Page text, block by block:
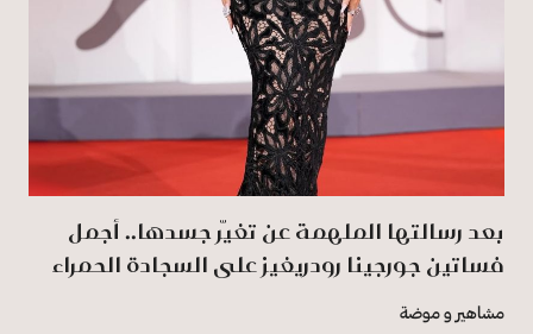
بعد رسالتها الملهمة عن تغيّر جسدها.. أجمل
فساتين جورجينا رودريغيز على السجادة الحمراء
مشاهير و موضة